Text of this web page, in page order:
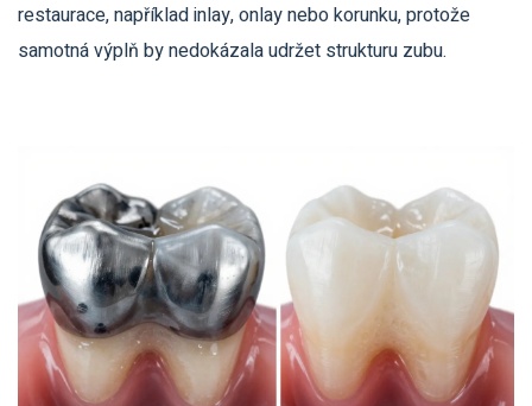
restaurace, například inlay, onlay nebo korunku, protože
samotná výplň by nedokázala udržet strukturu zubu.